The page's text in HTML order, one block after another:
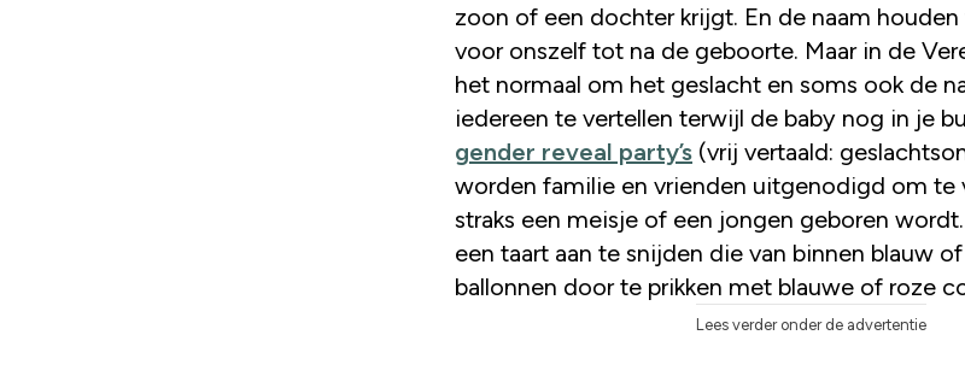
zoon of een dochter krijgt. En de naam houden
voor onszelf tot na de geboorte. Maar in de
het normaal om het geslacht en soms ook de
iedereen te vertellen terwijl de baby nog in je
gender reveal party’s (vrij vertaald:
worden familie en vrienden uitgenodigd om te
straks een meisje of een jongen geboren
een taart aan te snijden die van binnen blauw
ballonnen door te prikken met blauwe of roze
Lees verder onder de advertentie